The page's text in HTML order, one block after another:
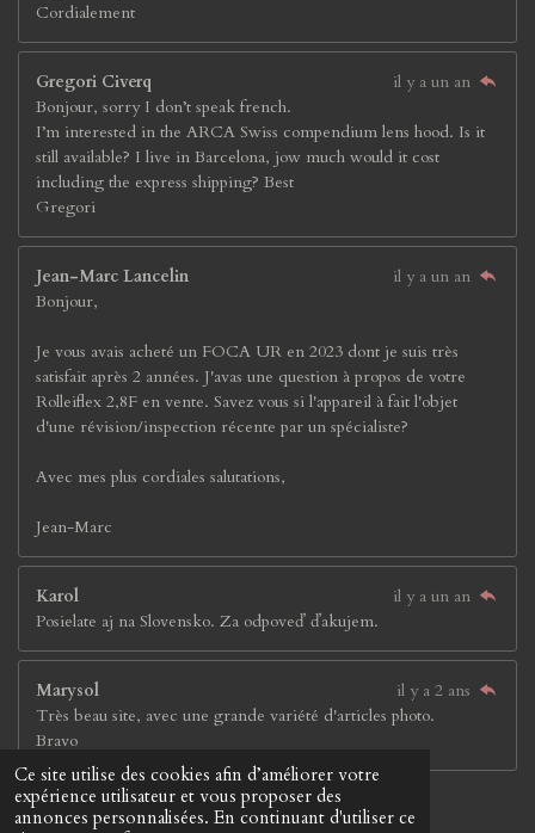
Ce site utilise des cookies afin d’améliorer votre
expérience utilisateur et vous proposer des
annonces personnalisées. En continuant d'utiliser ce
Cordialement
Gregori Civerq
il y a un an
Bonjour, sorry I don’t speak french.
I’m interested in the ARCA Swiss compendium lens hood. Is it
still available? I live in Barcelona, jow much would it cost
including the express shipping? Best
Gregori
Jean-Marc Lancelin
il y a un an
Bonjour,
Je vous avais acheté un FOCA UR en 2023 dont je suis très
satisfait après 2 années. J'avas une question à propos de votre
Rolleiflex 2,8F en vente. Savez vous si l'appareil à fait l'objet
d'une révision/inspection récente par un spécialiste?
Avec mes plus cordiales salutations,
Jean-Marc
Karol
il y a un an
Posielate aj na Slovensko. Za odpoveď ďakujem.
Marysol
il y a 2 ans
Très beau site, avec une grande variété d'articles photo.
Bravo
© 2023 - 2026 Jay &Jay'S
Propulsé par